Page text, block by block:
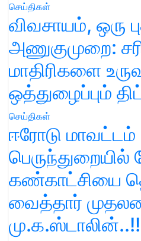
செய்திகள்
விவசாயம், ஒரு
அணுகுமுறை:
மாதிரிகளை
ஒத்துழைப்பும்
செய்திகள்
ஈரோடு மாவட்டம்
கண்காட்சியை
வைத்தார்
மு.க.ஸ்டாலின்..!!